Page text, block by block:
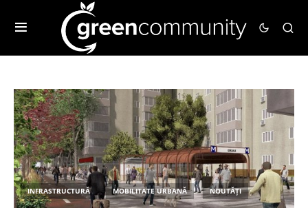
INFRASTRUCTURĂ MOBILITATE URBANĂ NOUTĂȚI